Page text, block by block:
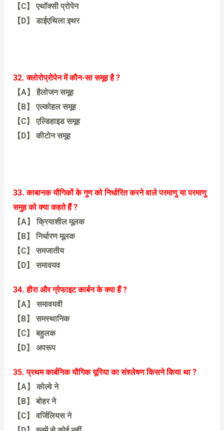
【C】 एथॉक्सी प्रोपेन
【D】 डाईएथिला इथर
32. क्लोरोप्रोपेन में कौन-सा समूह है ?
【A】 हैलोजन समूह
【B】 एल्कोहल समूह
【C】 एल्डिहाइड समूह
【D】 कीटोन समूह
33. काबानक यौगिकों के गुण को निर्धारित करने वाले परमाणु या परमाणु
समुह को क्या कहते हैं ?
【A】 क्रियाशील मूलक
【B】 निर्धारण मूलक
【C】 समजातीय
【D】 समावयव
【A】 क्रियाशील मूलक
34. हीरा और ग्रेफाइट कार्बन के क्या हैं ?
【A】 समावयवी
【B】 समस्थानिक
【C】 बहुलक
【D】 अपरूप
【D】 अपरूप
35. प्रथम कार्बनिक यौगिक यूरिया का संश्लेषण किसने किया था ?
【A】 कोल्वे ने
【B】 बोहर ने
【C】 वर्जिलियस ने